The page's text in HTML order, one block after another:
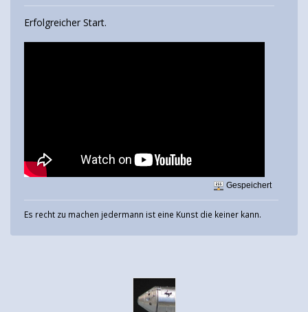
Erfolgreicher Start.
Gespeichert
Es recht zu machen jedermann ist eine Kunst die keiner kann.